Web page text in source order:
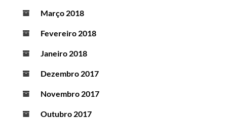
Março 2018
Fevereiro 2018
Janeiro 2018
Dezembro 2017
Novembro 2017
Outubro 2017